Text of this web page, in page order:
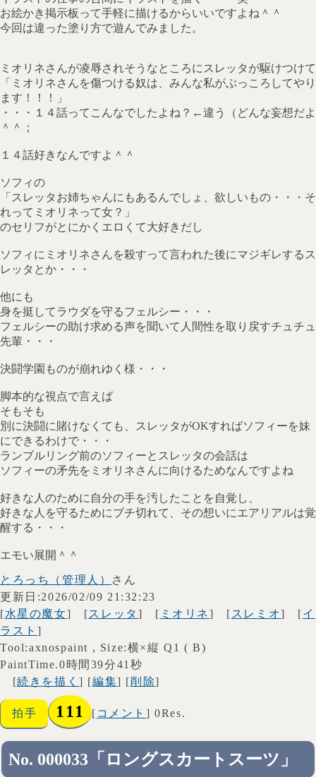
お絵かき掲示板って手軽に描けるからいいですよね＾＾
今回は違った塗り方で遊んでみました。
ミオリネさんが凌辱されそうなところにスレッタが駆けつけて
「ミオリネさんを傷つける奴は、みんな私がぶっころしてやり
ます！！！」
・・・１４話ってこんなでしたよね？←違う（どんな妄想だよ
＾＾；
１４話好きなんですよ＾＾
ソフィの
「スレッタお姉ちゃんにもあるんでしょ、欲しいもの・・・そ
れってミオリネって女？」
のセリフがとにかくエロくて大好きだし
ソフィにミオリネさんを殺すって言われた後にマジギレするス
レッタとか・・・
他にも
身を挺してラウダを守るフェルシー・・・
フェルシーの助け求める声を聞いて人間性を取り戻すチュチュ
先輩・・・
決闘学園ものが崩れゆく様・・・
脚本的な視点で言えば
そもそも
別に決闘に賭けなくても、スレッタがOKすればソフィーを妹
にできるわけで・・・
ランブルリング前のソフィーとスレッタの会話は
ソフィーの矛先をミオリネさんに向けるためなんですよね
好きな人のために自分の手を汚したことを自覚し、
好きな人を守るためにブチ切れて、その想いにエアリアルは覚
醒する・・・
エモい展開＾＾
とろっち（管理人） さん
更新日:2026/02/09 21:32:23
[水星の魔女] [スレッタ ] [ ミオリネ] [ スレミオ] [イ
ラスト ]
Tool:axnospaint , Size:横×縦 Q1 ( B)
PaintTime.0時間39分41秒
[続きを描く] [編集] [削除]
拍手 111 [ コメント] 0Res.
No. 000033「ロングスカートスーツ」